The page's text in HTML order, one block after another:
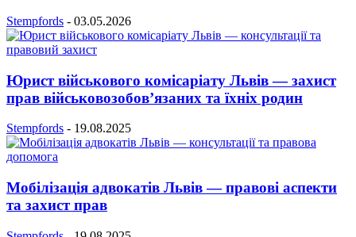
Stempfords - 03.05.2026
Юрист військового комісаріату Львів — захист
прав військовозобов’язаних та їхніх родин
Stempfords - 19.08.2025
Мобілізація адвокатів Львів — правові аспекти
та захист прав